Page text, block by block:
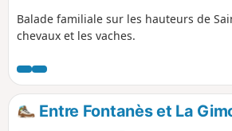
Balade familiale sur les hauteurs de
chevaux et les vaches.
Entre Fontanès et La